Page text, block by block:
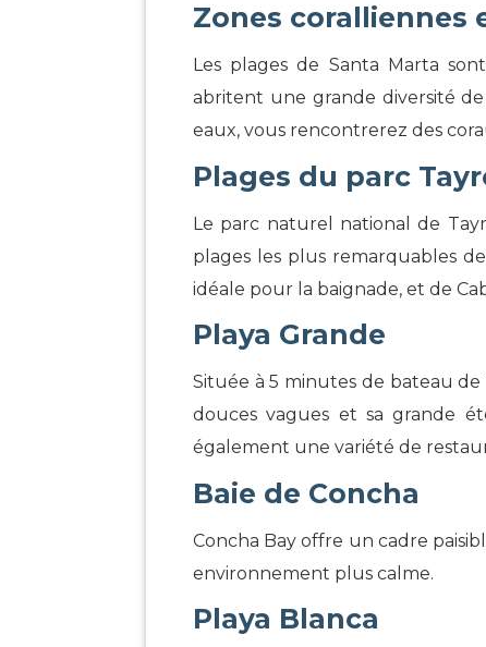
Zones coralliennes
Les plages de Santa Marta
abritent une grande diversité
eaux, vous rencontrerez des
Plages du parc
Le parc naturel national de
plages les plus remarquables
idéale pour la baignade, et de
Playa Grande
Située à 5 minutes de bateau de
douces vagues et sa grande
également une variété de
Baie de Concha
Concha Bay offre un cadre
environnement plus calme.
Playa Blanca